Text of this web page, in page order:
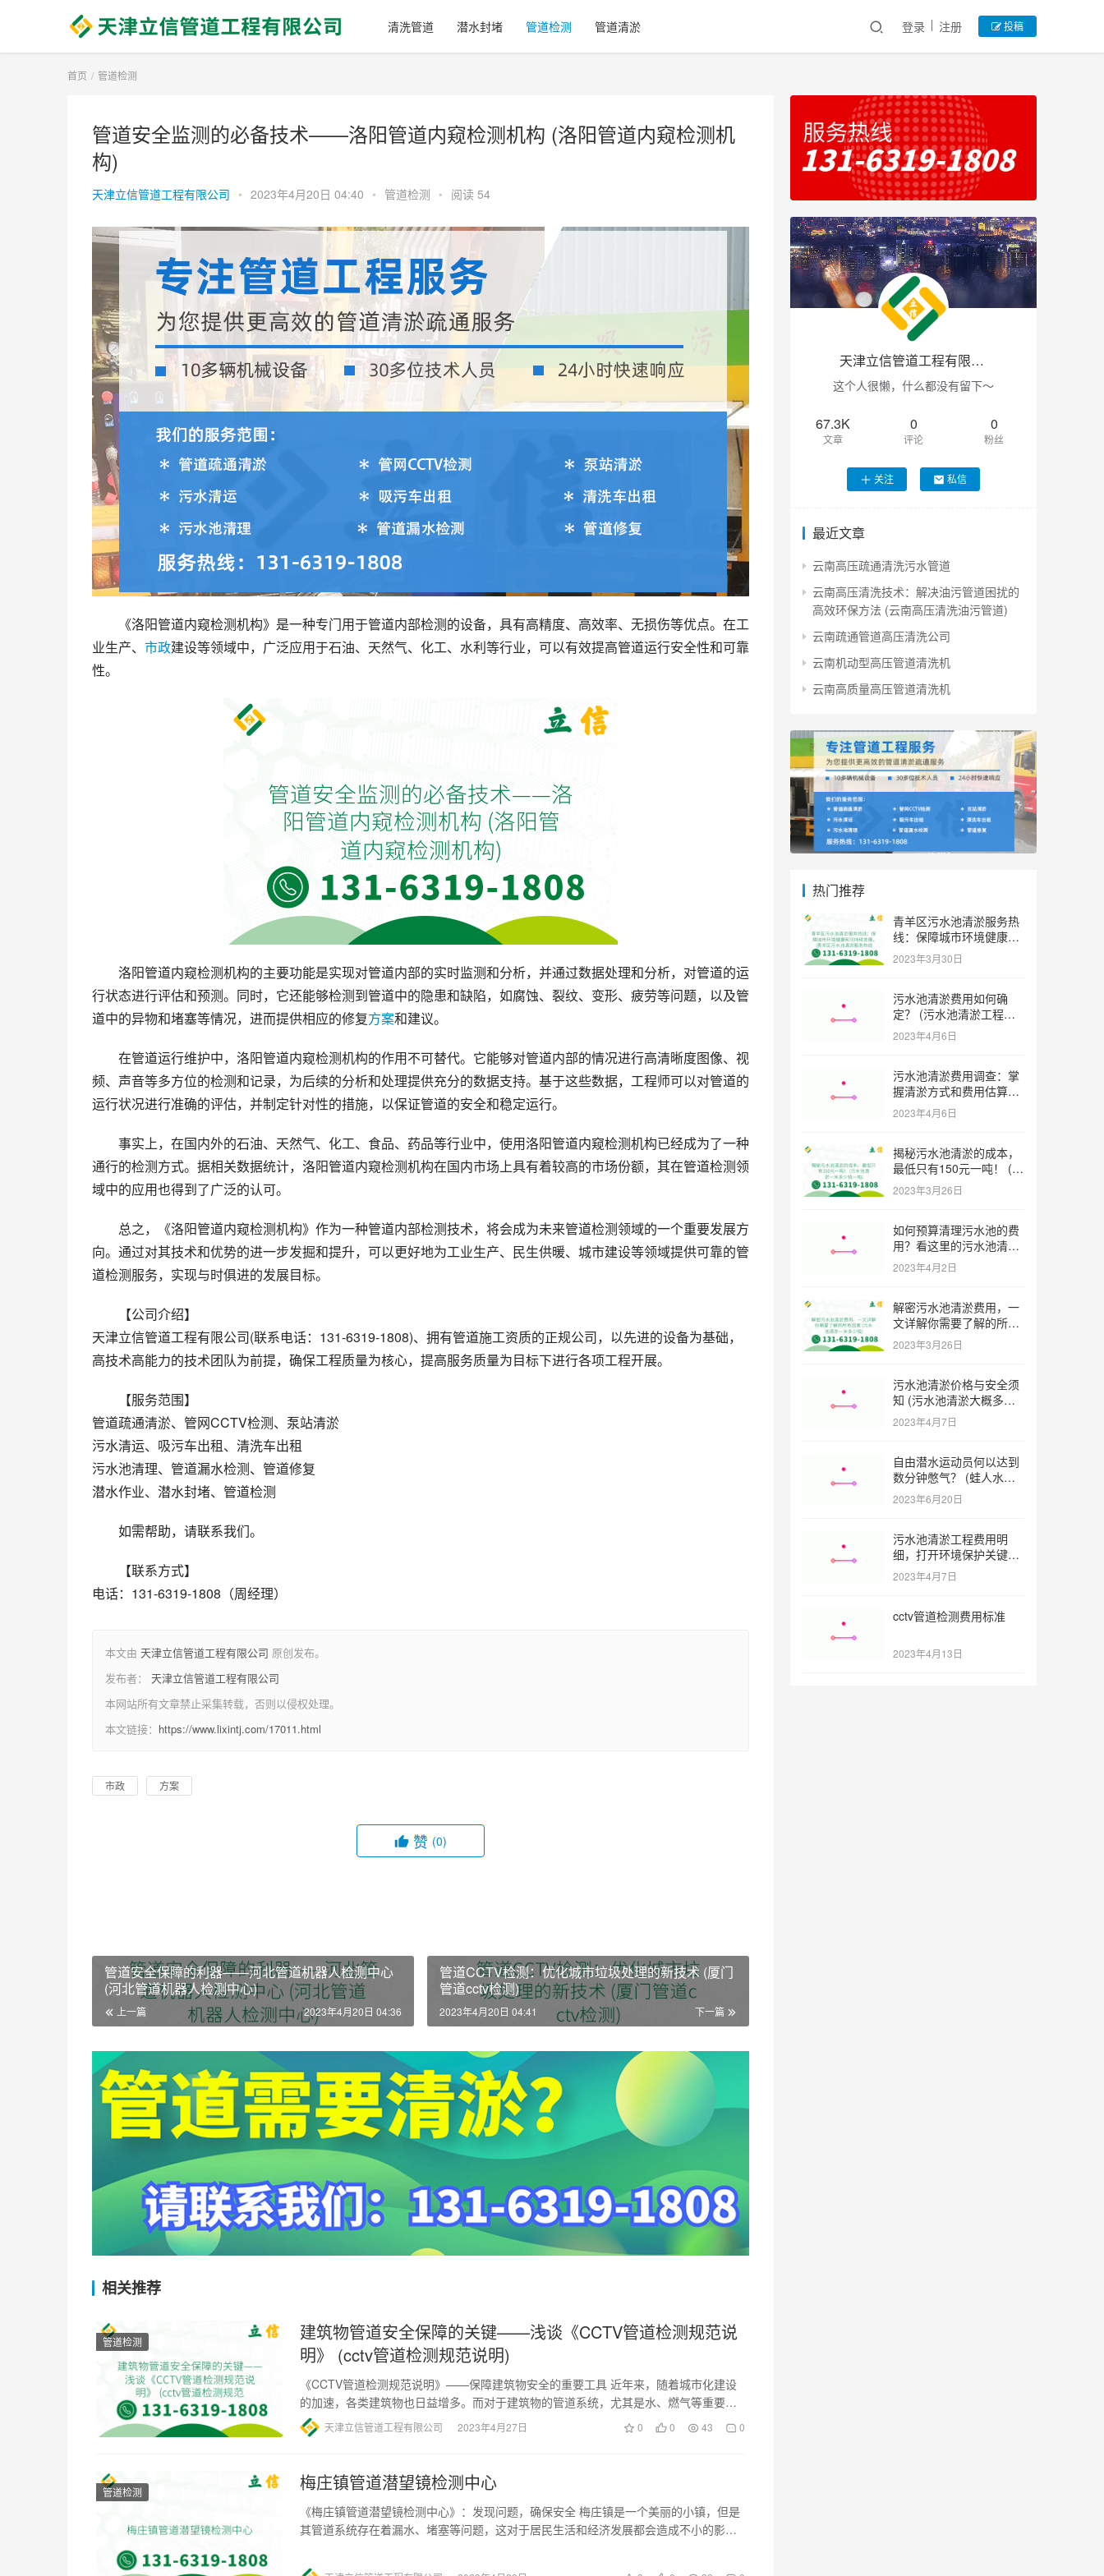
清洗管道 潜水封堵 管道检测 管道清淤 登录 注册 投稿
首页 管道检测
管道安全监测的必备技术——洛阳管道内窥检测机构 (洛阳管道内窥检测机
构)
天津立信管道工程有限公司 • 2023年4月20日 04:40 • 管道检测 • 阅读 54
《洛阳管道内窥检测机构》是一种专门用于管道内部检测的设备，具有高精度、高效率、无损伤等优点。在工
业生产、 市政建设等领域中，广泛应用于石油、天然气、化工、水利等行业，可以有效提高管道运行安全性和可靠
性。
洛阳管道内窥检测机构的主要功能是实现对管道内部的实时监测和分析，并通过数据处理和分析，对管道的运
行状态进行评估和预测。同时，它还能够检测到管道中的隐患和缺陷，如腐蚀、裂纹、变形、疲劳等问题，以及管
道中的异物和堵塞等情况，进而提供相应的修复方案和建议。
在管道运行维护中，洛阳管道内窥检测机构的作用不可替代。它能够对管道内部的情况进行高清晰度图像、视
频、声音等多方位的检测和记录，为后续的分析和处理提供充分的数据支持。基于这些数据，工程师可以对管道的
运行状况进行准确的评估，并制定针对性的措施，以保证管道的安全和稳定运行。
事实上，在国内外的石油、天然气、化工、食品、药品等行业中，使用洛阳管道内窥检测机构已经成为了一种
通行的检测方式。据相关数据统计，洛阳管道内窥检测机构在国内市场上具有着较高的市场份额，其在管道检测领
域中的应用也得到了广泛的认可。
总之，《洛阳管道内窥检测机构》作为一种管道内部检测技术，将会成为未来管道检测领域的一个重要发展方
向。通过对其技术和优势的进一步发掘和提升，可以更好地为工业生产、民生供暖、城市建设等领域提供可靠的管
道检测服务，实现与时俱进的发展目标。
【公司介绍】
天津立信管道工程有限公司(联系电话：131-6319-1808)、拥有管道施工资质的正规公司，以先进的设备为基础，
高技术高能力的技术团队为前提，确保工程质量为核心，提高服务质量为目标下进行各项工程开展。
【服务范围】
管道疏通清淤、管网CCTV检测、泵站清淤
污水清运、吸污车出租、清洗车出租
污水池清理、管道漏水检测、管道修复
潜水作业、潜水封堵、管道检测
如需帮助，请联系我们。
【联系方式】
电话：131-6319-1808（周经理）
本文由 天津立信管道工程有限公司 原创发布。
发布者： 天津立信管道工程有限公司
本网站所有文章禁止采集转载，否则以侵权处理。
本文链接： https://www.lixintj.com/17011.html
市政 方案
赞 (0)
管道安全保障的利器——河北管道机器人检测中心
(河北管道机器人检测中心)
上一篇 2023年4月20日 04:36
管道CCTV检测：优化城市垃圾处理的新技术 (厦门
管道cctv检测)
下一篇
2023年4月20日 04:41
相关推荐
管道检测
建筑物管道安全保障的关键——浅谈《CCTV管道检测规范说
明》 (cctv管道检测规范说明)
《CCTV管道检测规范说明》——保障建筑物安全的重要工具 近年来，随着城市化建设
的加速，各类建筑物也日益增多。而对于建筑物的管道系统，尤其是水、燃气等重要管
线，检测和维护显得尤为必…
天津立信管道工程有限公司 2023年4月27日 0 0 43 0
管道检测 梅庄镇管道潜望镜检测中心
《梅庄镇管道潜望镜检测中心》：发现问题，确保安全 梅庄镇是一个美丽的小镇，但是
其管道系统存在着漏水、堵塞等问题，这对于居民生活和经济发展都会造成不小的影
天津立信管道工程有限公司
这个人很懒，什么都没有留下～
67.3K
文章
0
评论
0
粉丝
关注 私信
最近文章
云南高压疏通清洗污水管道
云南高压清洗技术：解决油污管道困扰的
高效环保方法 (云南高压清洗油污管道)
云南疏通管道高压清洗公司
云南机动型高压管道清洗机
云南高质量高压管道清洗机
热门推荐
青羊区污水池清淤服务热
线：保障城市环境健康和
可持续发展。 (青羊区污
水池清淤服务热线)
2023年3月30日
污水池清淤费用如何确
定？ (污水池清淤工程价
格多少)
2023年4月6日
污水池清淤费用调查：掌
握清淤方式和费用估算技
巧 (污水池清淤多少钱一
方米)
2023年4月6日
揭秘污水池清淤的成本，
最低只有150元一吨！ (污
水池清淤一米多少钱一吨)
2023年3月26日
如何预算清理污水池的费
用？看这里的污水池清淤
工程报价表范本！ (污水
池清淤工程报价表范本)
2023年4月2日
解密污水池清淤费用，一
文详解你需要了解的所有
因素 (污水池清淤一米多
少钱)
2023年3月26日
污水池清淤价格与安全须
知 (污水池清淤大概多少
一方)
2023年4月7日
自由潜水运动员何以达到
数分钟憋气？ (蛙人水下
憋气最长多久)
2023年6月20日
污水池清淤工程费用明
细，打开环境保护关键之
门 (污水池清淤工程报价
明细)
2023年4月7日
cctv管道检测费用标准
2023年4月13日